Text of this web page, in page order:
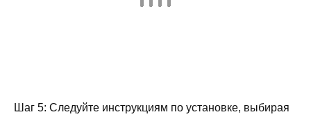
Шаг 5: Следуйте инструкциям по установке, выбирая